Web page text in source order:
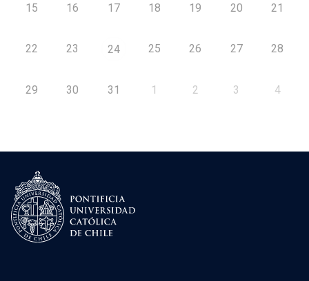
15 16 17 18 19 20 21
22 23 24 25 26 27 28
29 30 31 1 2 3 4